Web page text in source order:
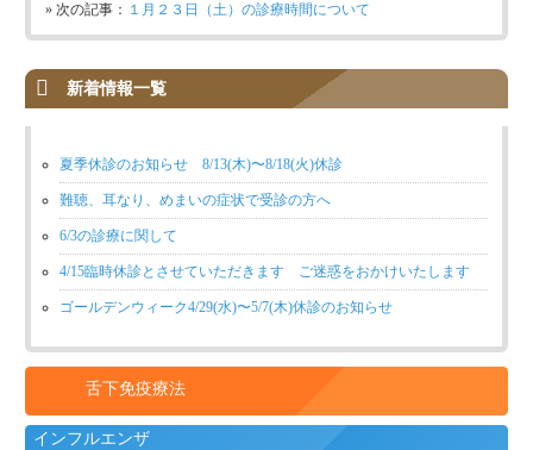
» 次の記事： １月２３日（土）の診療時間について
新着情報一覧
夏季休診のお知らせ 8/13(木)〜8/18(火)休診
難聴、耳なり、めまいの症状で受診の方へ
6/3の診療に関して
4/15臨時休診とさせていただきます ご迷惑をおかけいたします
ゴールデンウィーク4/29(水)〜5/7(木)休診のお知らせ
舌下免疫療法
インフルエンザ